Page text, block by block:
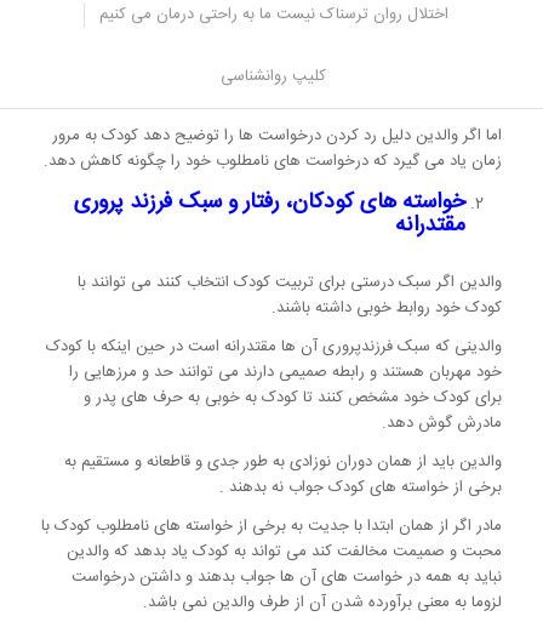
اختلال روان ترسناک نیست ما به راحتی درمان می کنیم
کلیپ روانشناسی
اگر والدین با کودک خود صحبت نکنند و بدون توضیح و آموزش با
پرخاشگری او بیشتر می شودو رابطه بین والدین و کودک از بین می رود و
اما اگر والدین دلیل رد کردن درخواست ها را توضیح دهد کودک به مرور
زمان یاد می گیرد که درخواست های نامطلوب خود را چگونه کاهش دهد.
خواسته های کودکان، رفتار و سبک فرزند پروری
مقتدرانه
والدین اگر سبک درستی برای تربیت کودک انتخاب کنند می توانند با
کودک خود روابط خوبی داشته باشند.
والدینی که سبک فرزندپروری آن ها مقتدرانه است در حین اینکه با کودک
خود مهربان هستند و رابطه صمیمی دارند می توانند حد و مرزهایی را
برای کودک خود مشخص کنند تا کودک به خوبی به حرف های پدر و
مادرش گوش دهد.
والدین باید از همان دوران نوزادی به طور جدی و قاطعانه و مستقیم به
برخی از خواسته های کودک جواب نه بدهند .
مادر اگر از همان ابتدا با جدیت به برخی از خواسته های نامطلوب کودک با
محبت و صمیمت مخالفت کند می تواند به کودک یاد بدهد که والدین
نباید به همه در خواست های آن ها جواب بدهند و داشتن درخواست
لزوما به معنی برآورده شدن آن از طرف والدین نمی باشد.